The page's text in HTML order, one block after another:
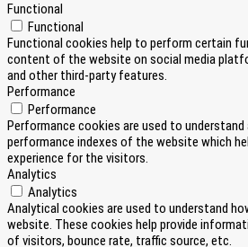
Functional
Functional
Functional cookies help to perform certain
content of the website on social media
and other third-party features.
Performance
Performance
Performance cookies are used to understand
performance indexes of the website which
experience for the visitors.
Analytics
Analytics
Analytical cookies are used to understand
website. These cookies help provide
of visitors, bounce rate, traffic source, etc.